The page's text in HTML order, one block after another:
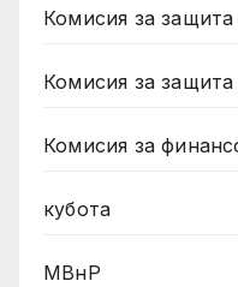
Комисия за
Комисия за
Комисия за
кубота
МВнР